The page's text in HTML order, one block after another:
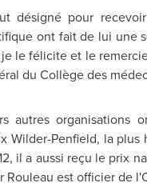
désigné pour
ont fait de lui
le félicite et le
du Collège des
autres organisations
Wilder-Penfield, la plus
il a aussi reçu le prix
est officier de